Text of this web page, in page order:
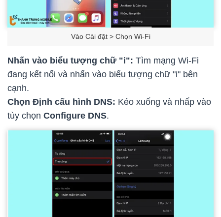
Vào Cài đặt > Chọn Wi-Fi
Nhấn vào biểu tượng chữ "i": Tìm mạng Wi-Fi
đang kết nối và nhấn vào biểu tượng chữ "i" bên
cạnh.
Chọn Định cấu hình DNS: Kéo xuống và nhấp vào
tùy chọn Configure DNS.